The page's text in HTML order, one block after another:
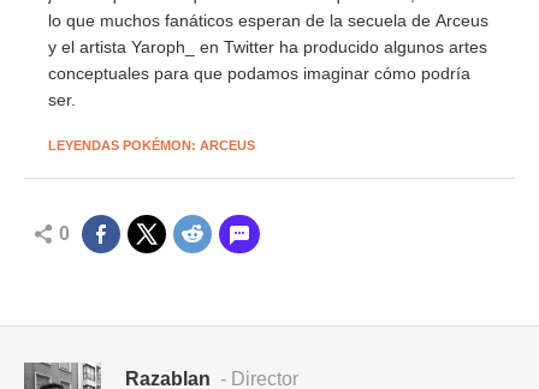
lo que muchos fanáticos esperan de la secuela de Arceus
y el artista Yaroph_ en Twitter ha producido algunos artes
conceptuales para que podamos imaginar cómo podría
ser.
LEYENDAS POKÉMON: ARCEUS
0
Razablan - Director